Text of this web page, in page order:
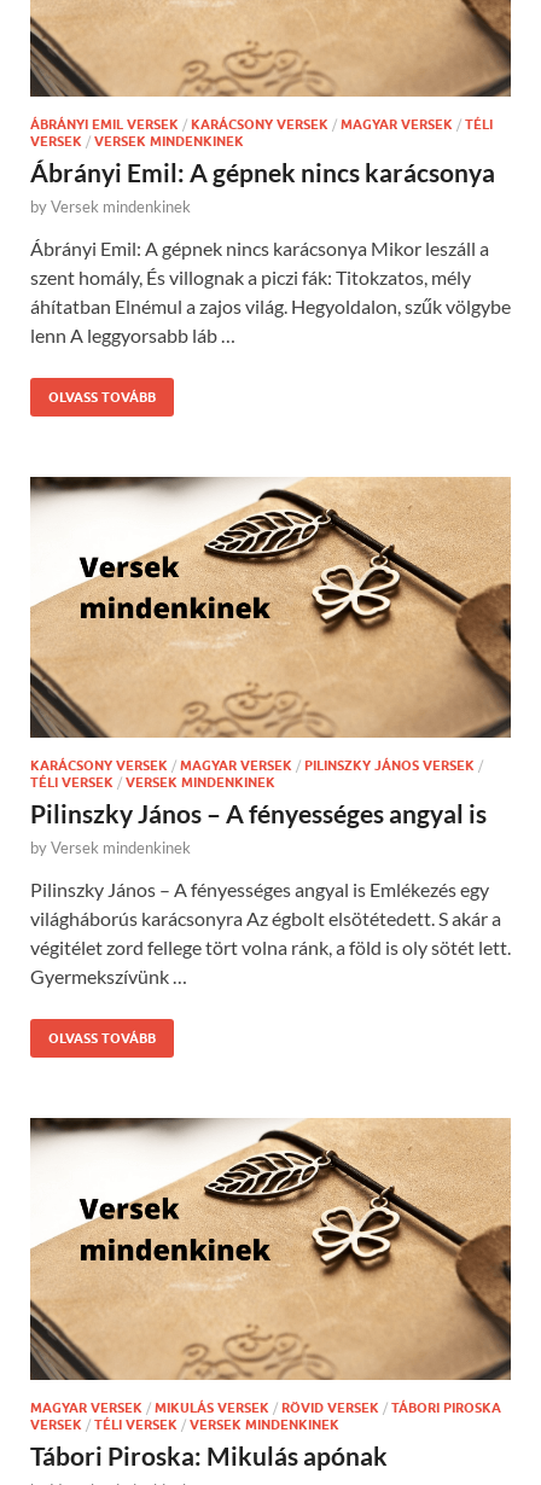
ÁBRÁNYI EMIL VERSEK / KARÁCSONY VERSEK / MAGYAR VERSEK / TÉLI
VERSEK / VERSEK MINDENKINEK
Ábrányi Emil: A gépnek nincs karácsonya
byVersek mindenkinek
Ábrányi Emil: A gépnek nincs karácsonya Mikor leszáll a
szent homály, És villognak a piczi fák: Titokzatos, mély
áhítatban Elnémul a zajos világ. Hegyoldalon, szűk völgybe
lenn A leggyorsabb láb …
OLVASS TOVÁBB
KARÁCSONY VERSEK / MAGYAR VERSEK / PILINSZKY JÁNOS VERSEK /
TÉLI VERSEK / VERSEK MINDENKINEK
Pilinszky János – A fényességes angyal is
byVersek mindenkinek
Pilinszky János – A fényességes angyal is Emlékezés egy
világháborús karácsonyra Az égbolt elsötétedett. S akár a
végitélet zord fellege tört volna ránk, a föld is oly sötét lett.
Gyermekszívünk …
OLVASS TOVÁBB
MAGYAR VERSEK / MIKULÁS VERSEK / RÖVID VERSEK / TÁBORI PIROSKA
VERSEK / TÉLI VERSEK / VERSEK MINDENKINEK
Tábori Piroska: Mikulás apónak